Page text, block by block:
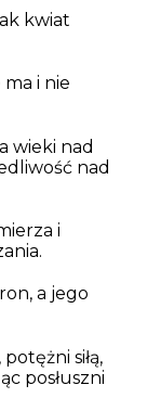
kwiat
i nie
wieki nad
nad
i
a jego
siłą,
posłuszni